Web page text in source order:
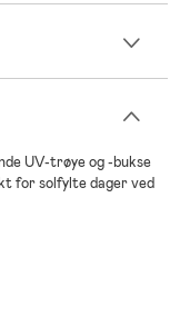
UV-trøye og -bukse
for solfylte dager ved